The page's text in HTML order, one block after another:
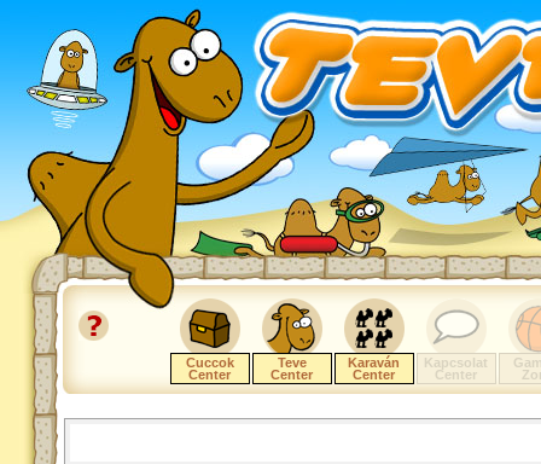
Cuccok
Center
Teve
Center
Karaván
Center
Kapcsolat
Center